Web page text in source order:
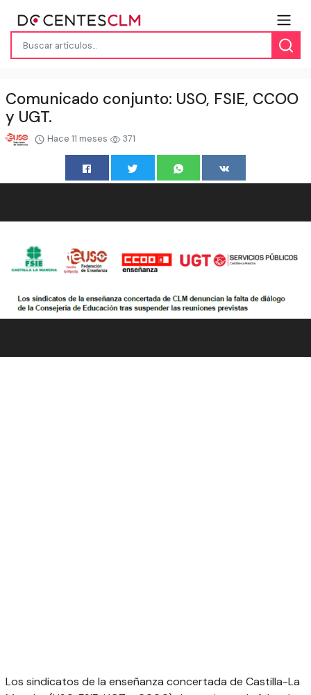
Comunicado conjunto: USO, FSIE, CCOO
y UGT.
Hace 11 meses 371
Los sindicatos de la enseñanza concertada de Castilla-La